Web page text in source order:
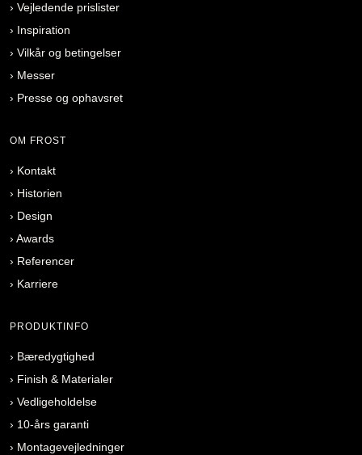
› Vejledende prislister
› Inspiration
› Vilkår og betingelser
› Messer
› Presse og ophavsret
OM FROST
› Kontakt
› Historien
› Design
› Awards
› Referencer
› Karriere
PRODUKTINFO
› Bæredygtighed
› Finish & Materialer
› Vedligeholdelse
› 10-års garanti
› Montagevejledninger